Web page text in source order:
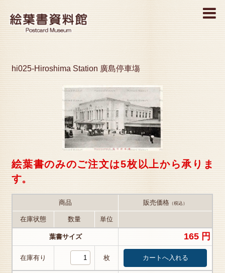
MENU
hi025-Hiroshima Station 廣島停車塲
絵葉書のみのご注文は5枚以上から承りま
す。
商品 販売価格 （税込）
在庫状態 数量 単位
葉書サイズ 165 円
在庫有り 枚